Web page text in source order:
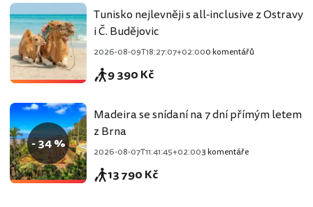
Tunisko nejlevněji s all-inclusive z Ostravy
i Č. Budějovic
2026-08-09T18:27:07+02:000 komentářů
9 390 Kč
- 34 %
Madeira se snídaní na 7 dní přímým letem
z Brna
2026-08-07T11:41:45+02:003 komentáře
13 790 Kč